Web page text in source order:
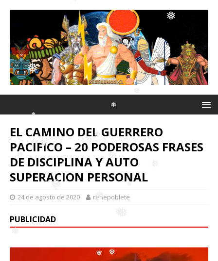
❅ ❅
❅
❅
❅
❅
❅
❅
❅
❅
❅
❅
❅
EL CAMINO DEL GUERRERO
PACIFICO – 20 PODEROSAS FRASES
DE DISCIPLINA Y AUTO
SUPERACION PERSONAL
24 de agosto de 2020 renepoblete
PUBLICIDAD